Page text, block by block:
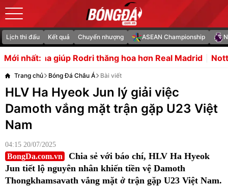
Lịch thi đấu Kết quả Chuyển nhượng ASEAN Championship
Mới nhất:
thăng hoa hơn Real Madrid Nottingham Forest sắp
Trang chủ Bóng Đá Châu Á Bài viết
HLV Ha Hyeok Jun lý giải việc
Damoth vắng mặt trận gặp U23 Việt
Nam
04:15 20/07/2025
BongDa.com.vn
Chia sẻ với báo chí, HLV Ha Hyeok
Jun tiết lộ nguyên nhân khiến tiền vệ Damoth
Thongkhamsavath vắng mặt ở trận gặp U23 Việt Nam.